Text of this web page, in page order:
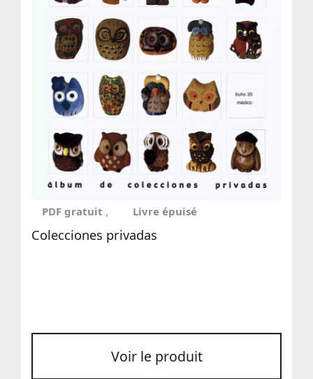
PDF gratuit Livre épuisé
Colecciones privadas
Voir le produit